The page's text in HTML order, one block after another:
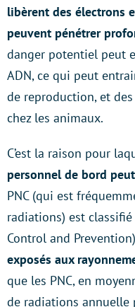
libèrent des électrons
peuvent pénétrer
danger potentiel peut
ADN, ce qui peut
de reproduction, et
chez les animaux.
C’est la raison pour
personnel de bord
PNC (qui est
radiations) est classifié
Control and
exposés aux
que les PNC, en
de radiations